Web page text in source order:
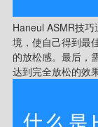
Haneul ASMR技
境，使自己得到最
的放松感。最后，
达到完全放松的效果